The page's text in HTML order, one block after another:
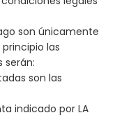
son únicamente
las
serán:
son las
indicado por LA